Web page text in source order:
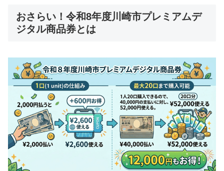
おさらい！令和8年度川崎市プレミアムデ
ジタル商品券とは